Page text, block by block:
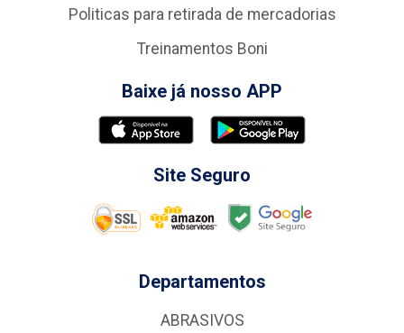
Politicas para retirada de mercadorias
Treinamentos Boni
Baixe já nosso APP
Site Seguro
Departamentos
ABRASIVOS